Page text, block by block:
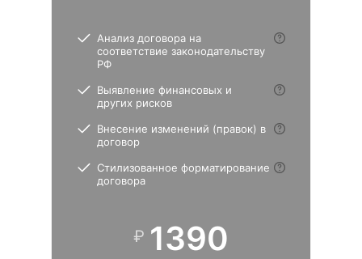
Анализ договора на
соответствие законодательству
РФ
Выявление финансовых и
других рисков
Внесение изменений (правок) в
договор
Стилизованное форматирование
договора
₽ 1390